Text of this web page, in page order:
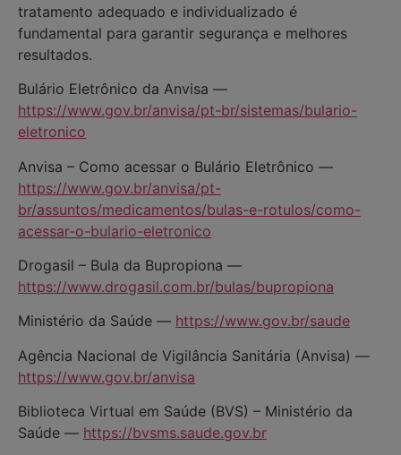
tratamento adequado e individualizado é
fundamental para garantir segurança e melhores
resultados.
Bulário Eletrônico da Anvisa —
https://www.gov.br/anvisa/pt-br/sistemas/bulario-
eletronico
Anvisa – Como acessar o Bulário Eletrônico —
https://www.gov.br/anvisa/pt-
br/assuntos/medicamentos/bulas-e-rotulos/como-
acessar-o-bulario-eletronico
Drogasil – Bula da Bupropiona —
https://www.drogasil.com.br/bulas/bupropiona
Ministério da Saúde — https://www.gov.br/saude
Agência Nacional de Vigilância Sanitária (Anvisa) —
https://www.gov.br/anvisa
Biblioteca Virtual em Saúde (BVS) – Ministério da
Saúde — https://bvsms.saude.gov.br